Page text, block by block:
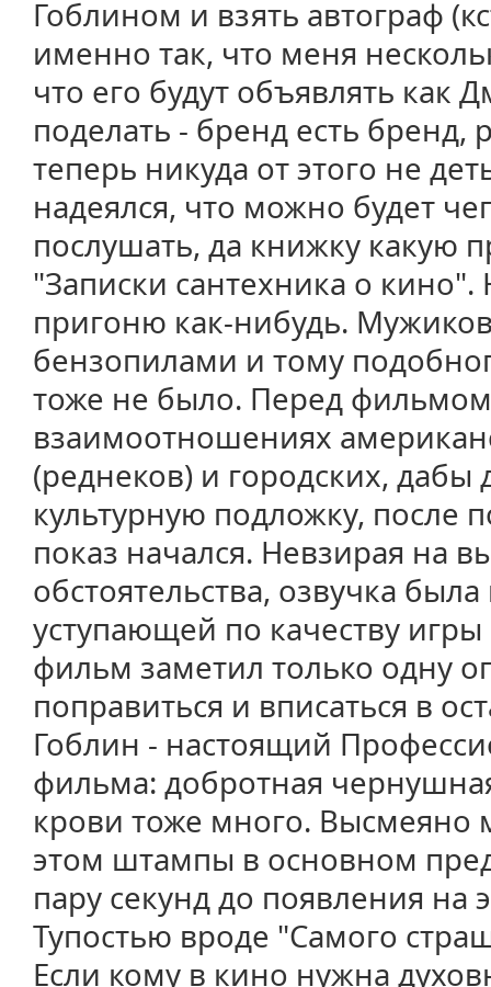
Гоблином и взять автограф
именно так, что меня
что его будут объявлять как
поделать - бренд есть бренд,
теперь никуда от этого не
надеялся, что можно будет
послушать, да книжку какую
"Записки сантехника о
пригоню как-нибудь.
бензопилами и тому
тоже не было. Перед
взаимоотношениях
(реднеков) и городских, дабы
культурную подложку, после
показ начался. Невзирая на
обстоятельства, озвучка
уступающей по качеству игры
фильм заметил только одну
поправиться и вписаться в
Гоблин - настоящий
фильма: добротная
крови тоже много.
этом штампы в основном
пару секунд до появления на
Тупостью вроде "Самого
Если кому в кино нужна